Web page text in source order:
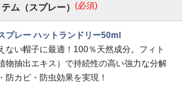
ム（スプレー） (必須)
プレー ハットランドリー50ml
ない帽子に最適！100％天然成分。フィト
物抽出エキス）で持続性の高い強力な分解
防カビ・防虫効果を実現！